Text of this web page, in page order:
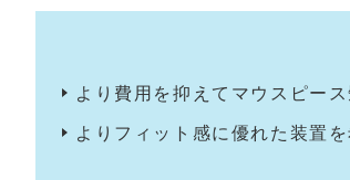
より費用を抑えてマウスピー
よりフィット感に優れた装置